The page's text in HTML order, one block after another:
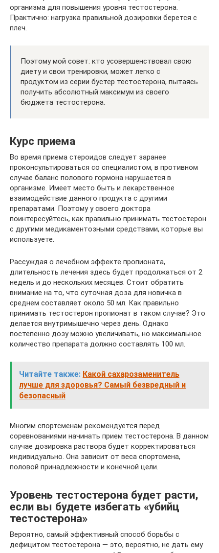
организма для повышения уровня тестостерона.
Практично: нагрузка правильной дозировки берется с
плеч.
Поэтому мой совет: кто усовершенствовал свою
диету и свои тренировки, может легко с
продуктом из серии бустер тестостерона, пытаясь
получить абсолютный максимум из своего
бюджета тестостерона.
Курс приема
Во время приема стероидов следует заранее
проконсультироваться со специалистом, в противном
случае баланс полового гормона нарушается в
организме. Имеет место быть и лекарственное
взаимодействие данного продукта с другими
препаратами. Поэтому у своего доктора
поинтересуйтесь, как правильно принимать тестостерон
с другими медикаментозными средствами, которые вы
используете.
Рассуждая о лечебном эффекте пропионата,
длительность лечения здесь будет продолжаться от 2
недель и до нескольких месяцев. Стоит обратить
внимание на то, что суточная доза для новичка в
среднем составляет около 50 мл. Как правильно
принимать тестостерон пропионат в таком случае? Это
делается внутримышечно через день. Однако
постепенно дозу можно увеличивать, но максимальное
количество препарата должно составлять 100 мл.
Читайте также: Какой сахарозаменитель
лучше для здоровья? Самый безвредный и
безопасный
Многим спортсменам рекомендуется перед
соревнованиями начинать прием тестостерона. В данном
случае дозировка раствора будет корректироваться
индивидуально. Она зависит от веса спортсмена,
половой принадлежности и конечной цели.
Уровень тестостерона будет расти,
если вы будете избегать «убийц
тестостерона»
Вероятно, самый эффективный способ борьбы с
дефицитом тестостерона — это, вероятно, не дать ему